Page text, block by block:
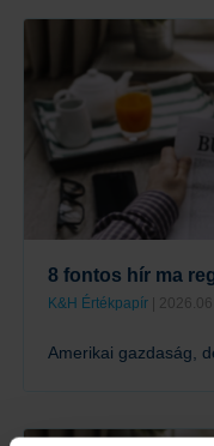
8 fontos hír ma
K&H Értékpapír |
Amerikai gazdaság,